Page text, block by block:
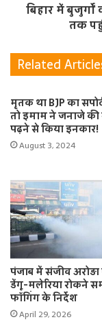
बिहार में
तक
Related
मृतक था BJP का
तो इमाम ने जनाजे
पढ़ने से किया इनकार!
August 3, 2024
पंजाब में संजीव
डेंगू-मलेरिया रोकने
फॉगिंग के निर्देश
April 29, 2026